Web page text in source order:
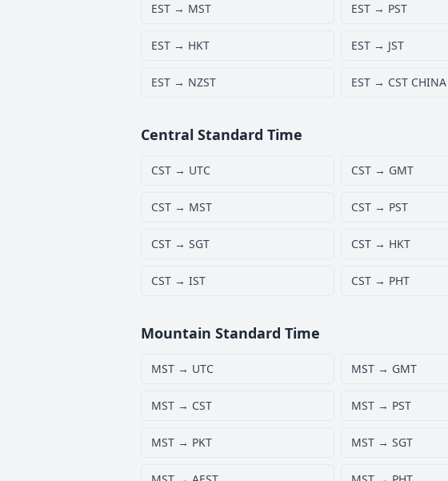
EST → MST EST → PST
EST → HKT EST → JST
EST → NZST EST → CST CHINA
Central Standard Time
CST → UTC CST → GMT
CST → MST CST → PST
CST → SGT CST → HKT
CST → IST CST → PHT
Mountain Standard Time
MST → UTC MST → GMT
MST → CST MST → PST
MST → PKT MST → SGT